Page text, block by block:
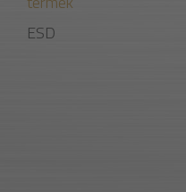
ESD